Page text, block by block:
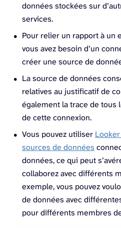
données stockées sur
services.
Pour relier un rapport à un
vous avez besoin d’un
créer une source de
La source de données
relatives au justificatif de
également la trace de tous
de cette connexion.
Vous pouvez utiliser
sources de données
données, ce qui peut
collaborez avec différents
exemple, vous pouvez
de données avec
pour différents membres